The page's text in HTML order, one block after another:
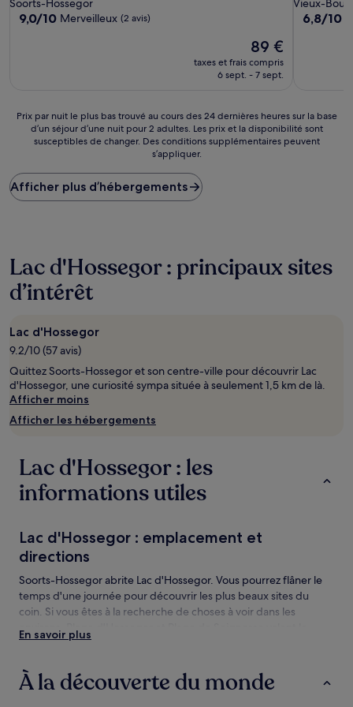
9.0
9,0/10 Merveilleux (2 avis)
Le
nouveau
prix
89 €
89 €
taxes et frais compris
6 sept. - 7 sept.
6.8
6,8/10
Prix
plus
bas
trouvé
24 dernières
heures
sur
la
d’un
séjour
d’une
nuit
pour
2 adultes.
Les
prix
disponibilité
sont
susceptibles
Des
conditions
peuvent
s’appliquer.
Prix par nuit le plus bas trouvé au cours des 24 dernières heures sur la base
d’un séjour d’une nuit pour 2 adultes. Les prix et la disponibilité sont
susceptibles de changer. Des conditions supplémentaires peuvent
s’appliquer.
Afficher plus d’hébergements
Lac d'Hossegor : principaux sites
d’intérêt
Lac d'Hossegor
9.2/10 (57 avis)
Quittez Soorts-Hossegor et son centre-ville pour découvrir Lac
d'Hossegor, une curiosité sympa située à seulement 1,5 km de là.
Afficher moins
Afficher les hébergements
Lac d'Hossegor : les
informations utiles
Lac d'Hossegor : emplacement et
directions
Soorts-Hossegor abrite Lac d'Hossegor. Vous pourrez flâner le
temps d'une journée pour découvrir les plus beaux sites du
coin. Si vous êtes à la recherche de choses à voir dans les
coup d’œil.
Lac d'Hossegor : les choses à voir et
activités à proximité
En savoir plus
À la découverte du monde